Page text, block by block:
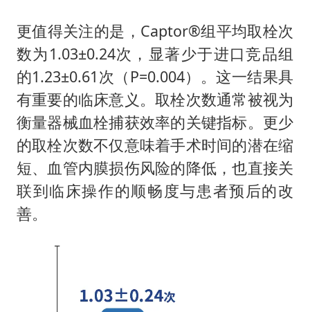
更值得关注的是，Captor®组平均取栓次
数为1.03±0.24次，显著少于进口竞品组
的1.23±0.61次（P=0.004）。这一结果具
有重要的临床意义。取栓次数通常被视为
衡量器械血栓捕获效率的关键指标。更少
的取栓次数不仅意味着手术时间的潜在缩
短、血管内膜损伤风险的降低，也直接关
联到临床操作的顺畅度与患者预后的改
善。